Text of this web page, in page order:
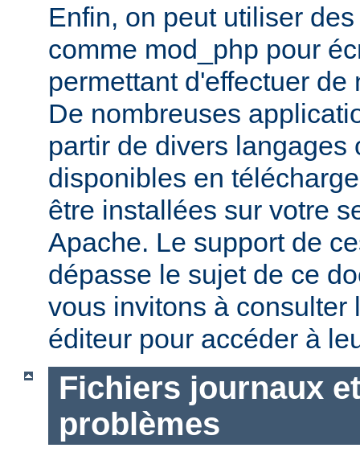
Enfin, on peut utiliser
comme mod_php pour
permettant d'effectuer
De nombreuses
partir de divers langages
disponibles en
être installées sur votre
Apache. Le support de
dépasse le sujet de ce
vous invitons à consulter
éditeur pour accéder à
Fichiers journaux
problèmes